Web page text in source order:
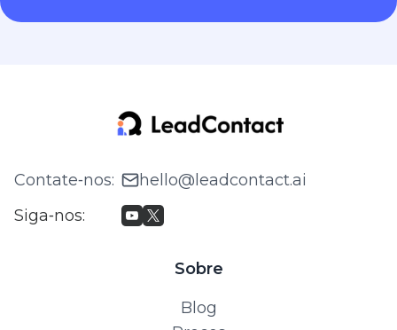
Contate‑nos:
hello@leadcontact.ai
Siga‑nos:
Sobre
Blog